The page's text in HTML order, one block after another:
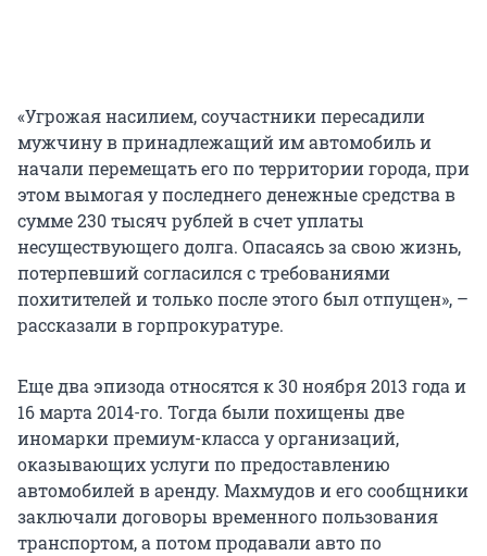
«Угрожая насилием, соучастники пересадили
мужчину в принадлежащий им автомобиль и
начали перемещать его по территории города, при
этом вымогая у последнего денежные средства в
сумме 230 тысяч рублей в счет уплаты
несуществующего долга. Опасаясь за свою жизнь,
потерпевший согласился с требованиями
похитителей и только после этого был отпущен», –
рассказали в горпрокуратуре.
Еще два эпизода относятся к 30 ноября 2013 года и
16 марта 2014-го. Тогда были похищены две
иномарки премиум-класса у организаций,
оказывающих услуги по предоставлению
автомобилей в аренду. Махмудов и его сообщники
заключали договоры временного пользования
транспортом, а потом продавали авто по